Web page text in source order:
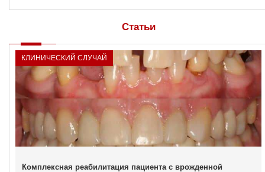
Статьи
КЛИНИЧЕСКИЙ СЛУЧАЙ
Комплексная реабилитация пациента с врожденной